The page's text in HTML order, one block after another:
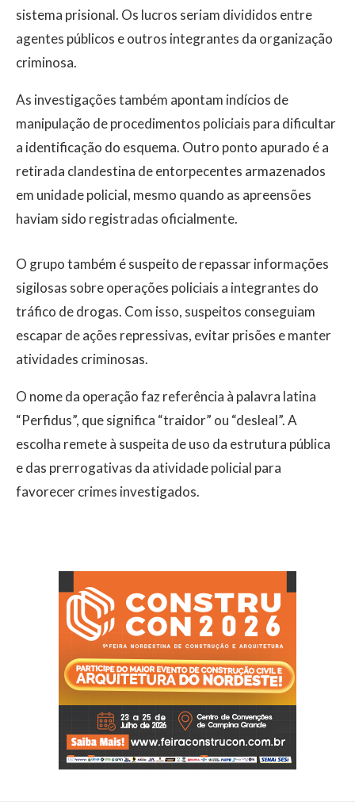
sistema prisional. Os lucros seriam divididos entre
agentes públicos e outros integrantes da organização
criminosa.
As investigações também apontam indícios de
manipulação de procedimentos policiais para dificultar
a identificação do esquema. Outro ponto apurado é a
retirada clandestina de entorpecentes armazenados
em unidade policial, mesmo quando as apreensões
haviam sido registradas oficialmente.
O grupo também é suspeito de repassar informações
sigilosas sobre operações policiais a integrantes do
tráfico de drogas. Com isso, suspeitos conseguiam
escapar de ações repressivas, evitar prisões e manter
atividades criminosas.
O nome da operação faz referência à palavra latina
“Perfidus”, que significa “traidor” ou “desleal”. A
escolha remete à suspeita de uso da estrutura pública
e das prerrogativas da atividade policial para
favorecer crimes investigados.